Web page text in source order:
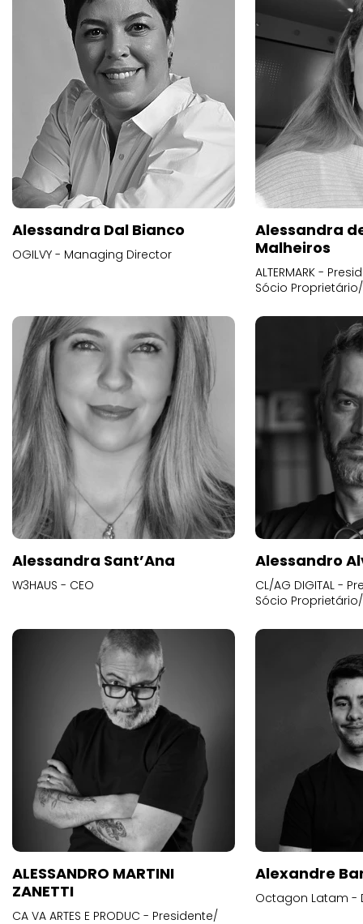
Alessandra Dal Bianco
OGILVY - Managing Director
Alessandra
Malheiros
ALTERMARK -
Sócio
Alessandra Sant’Ana
W3HAUS - CEO
Alessandro
CL/AG DIGITAL -
Sócio
ALESSANDRO MARTINI
ZANETTI
CA VA ARTES E PRODUC - Presidente/
Alexandre
Octagon Latam -